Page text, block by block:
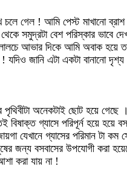
গেল ! আমি পেস্ট মাখানো ব্রাশ
সমুদ্রটা বেশ পরিস্কার ভাবে
আভার দিকে আমি অবাক হয়ে
! যদিও জানি এটা একটা বানানো
পৃথিবীটা অনেকটাই ছোট হয়ে গেছে
বিষাক্ত গ্যাসে পরিপূর্ন হয়ে হয়ে
যেখানে গ্যাসের পরিমান টা কম
জন্য বসবাসের উপযোগী করা
করা যায় না !